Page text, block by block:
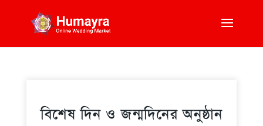
বিশেষ দিন ও জন্মদিনের অনুষ্ঠান